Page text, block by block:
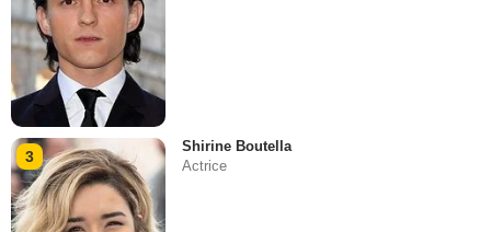
3
Shirine Boutella
Actrice